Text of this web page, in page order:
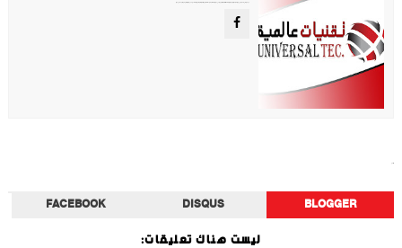
BLOGGER
DISQUS
FACEBOOK
ليست هناك تعليقات: